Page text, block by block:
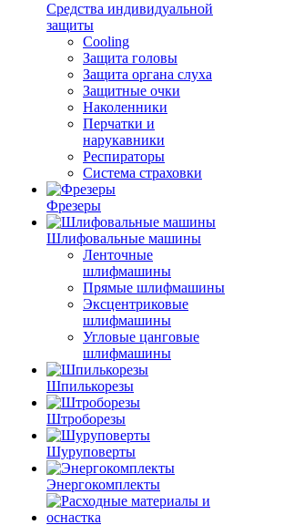
Средства индивидуальной
защиты
Cooling
Защита головы
Защита органа слуха
Защитные очки
Наколенники
Перчатки и
нарукавники
Респираторы
Система страховки
Фрезеры
Шлифовальные машины
Ленточные
шлифмашины
Прямые шлифмашины
Эксцентриковые
шлифмашины
Угловые цанговые
шлифмашины
Шпилькорезы
Штроборезы
Шуруповерты
Энергокомплекты